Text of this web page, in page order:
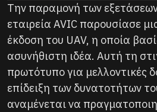
Την παραμονή των εξετάσεων
εταιρεία AVIC παρουσίασε
έκδοση του UAV, η οποία
ασυνήθιστη ιδέα. Αυτή τη
πρωτότυπο για μελλοντικές
επίδειξη των δυνατοτήτων
αναμένεται να